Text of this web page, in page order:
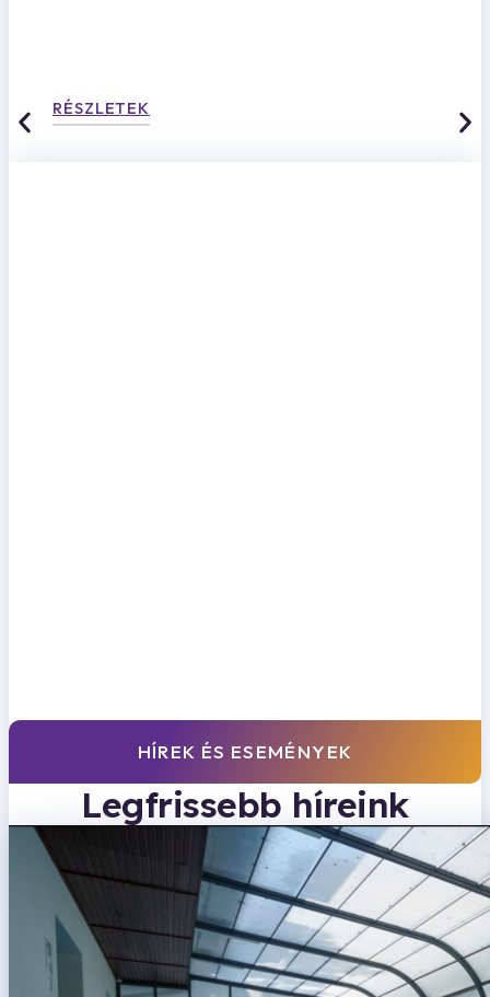
RÉSZLETEK
Kedvezmények
Tagjainknak számos kedvezmény vehető igénybe
partnereink jóvoltából. Ne maradj le semmiről!
HÍREK ÉS ESEMÉNYEK
Legfrissebb híreink